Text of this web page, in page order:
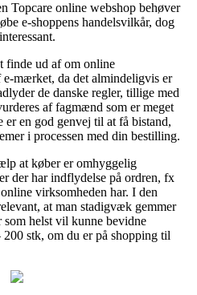
Topcare online webshop behøver
e-shoppens handelsvilkår, dog
finde ud af om online
mærket, da det almindeligvis er
de danske regler, tillige med
af fagmænd som er meget
en god genvej til at få bistand,
i processen med din bestilling.
at køber er omhyggelig
der har indflydelse på ordren, fx
virksomheden har. I den
at man stadigvæk gemmer
som helst vil kunne bevidne
stk, om du er på shopping til